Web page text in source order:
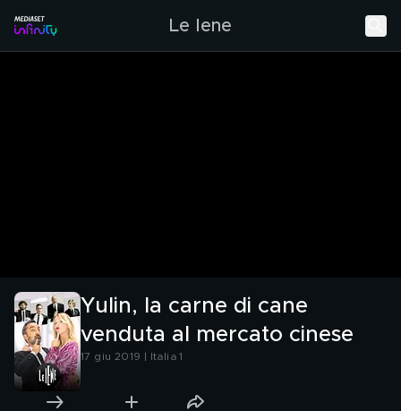
Le Iene
Yulin, la carne di cane
venduta al mercato cinese
17 giu 2019 | Italia 1